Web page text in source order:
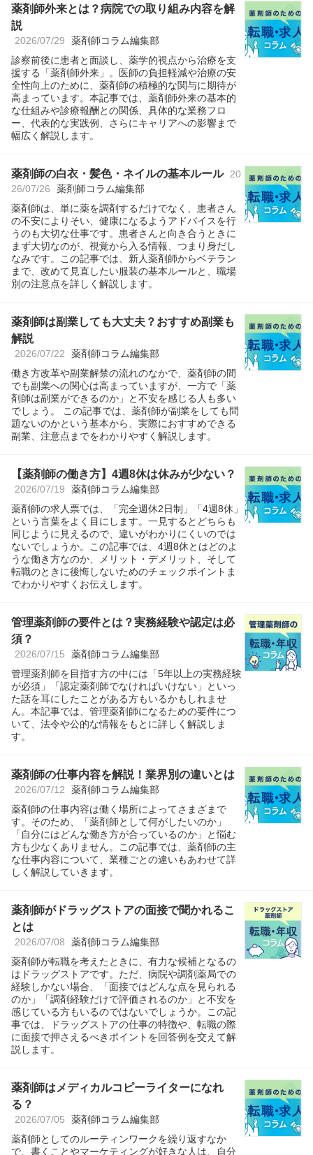
薬剤師外来とは？病院での取り組み内容を解
説
2026/07/29 薬剤師コラム編集部
診察前後に患者と面談し、薬学的視点から治療を支
援する「薬剤師外来」。医師の負担軽減や治療の安
全性向上のために、薬剤師の積極的な関与に期待が
高まっています。本記事では、薬剤師外来の基本的
な仕組みや診療報酬との関係、具体的な業務フロ
ー、代表的な実践例、さらにキャリアへの影響まで
幅広く解説します。
薬剤師の白衣・髪色・ネイルの基本ルール
20
26/07/26
薬剤師コラム編集部
薬剤師は、単に薬を調剤するだけでなく、患者さん
の不安によりそい、健康になるようアドバイスを行
うのも大切な仕事です。患者さんと向き合うときに
まず大切なのが、視覚から入る情報、つまり身だし
なみです。この記事では、新人薬剤師からベテラン
まで、改めて見直したい服装の基本ルールと、職場
別の注意点を詳しく解説します。
薬剤師は副業しても大丈夫？おすすめ副業も
解説
2026/07/22 薬剤師コラム編集部
働き方改革や副業解禁の流れのなかで、薬剤師の間
でも副業への関心は高まっていますが、一方で「薬
剤師は副業ができるのか」と不安を感じる人も多い
でしょう。 この記事では、薬剤師が副業をしても問
題ないのかという基本から、実際におすすめできる
副業、注意点までをわかりやすく解説します。
【薬剤師の働き方】4週8休は休みが少ない？
2026/07/19 薬剤師コラム編集部
薬剤師の求人票では、「完全週休2日制」「4週8休」
という言葉をよく目にします。一見するとどちらも
同じように見えるので、違いがわかりにくいのでは
ないでしょうか。この記事では、4週8休とはどのよ
うな働き方なのか、メリット・デメリット、そして
転職のときに後悔しないためのチェックポイントま
でわかりやすくお伝えします。
管理薬剤師の要件とは？実務経験や認定は必
須？
2026/07/15 薬剤師コラム編集部
管理薬剤師を目指す方の中には「5年以上の実務経験
が必須」「認定薬剤師でなければいけない」といっ
た話を耳にしたことがある方もいるかもしれませ
ん。本記事では、管理薬剤師になるための要件につ
いて、法令や公的な情報をもとに詳しく解説しま
す。
薬剤師の仕事内容を解説！業界別の違いとは
2026/07/12 薬剤師コラム編集部
薬剤師の仕事内容は働く場所によってさまざまで
す。そのため、「薬剤師として何がしたいのか」
「自分にはどんな働き方が合っているのか」と悩む
方も少なくありません。この記事では、薬剤師の主
な仕事内容について、業種ごとの違いもあわせて詳
しく解説していきます。
薬剤師がドラッグストアの面接で聞かれるこ
とは
2026/07/08 薬剤師コラム編集部
薬剤師が転職を考えたときに、有力な候補となるの
はドラッグストアです。ただ、病院や調剤薬局での
経験しかない場合、「面接ではどんな点を見られる
のか」「調剤経験だけで評価されるのか」と不安を
感じている方もいるのではないでしょうか。この記
事では、ドラッグストアの仕事の特徴や、転職の際
に面接で押さえるべきポイントを回答例を交えて解
説します。
薬剤師はメディカルコピーライターになれ
る？
2026/07/05 薬剤師コラム編集部
薬剤師としてのルーティンワークを繰り返すなか
で、書くことやマーケティングが好きな人は、自分